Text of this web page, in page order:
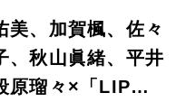
美、加賀楓、佐々
、秋山眞緒、平井
原瑠々×「LIP…